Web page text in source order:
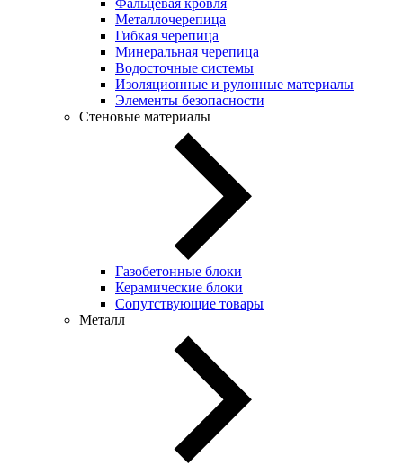
Металлочерепица
Гибкая черепица
Минеральная черепица
Водосточные системы
Изоляционные и рулонные материалы
Элементы безопасности
Стеновые материалы
Газобетонные блоки
Керамические блоки
Сопутствующие товары
Металл